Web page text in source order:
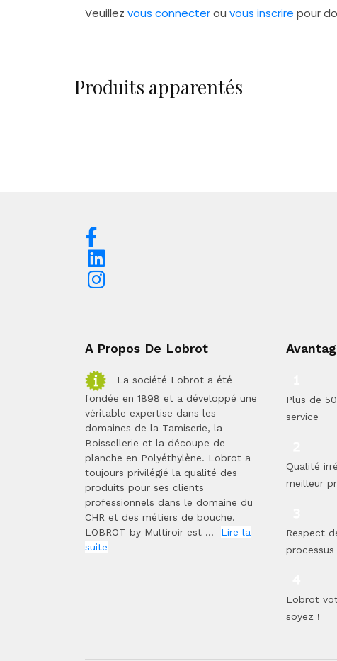
Veuillez vous connecterou vous inscrire pour
Produits apparentés
A Propos De Lobrot
La société Lobrot a été
fondée en 1898 et a développé une
véritable expertise dans les
domaines de la Tamiserie, la
Boissellerie et la découpe de
planche en Polyéthylène. Lobrot a
toujours privilégié la qualité des
produits pour ses clients
professionnels dans le domaine du
CHR et des métiers de bouche.
LOBROT by Multiroir est ... Lire la
suite
Plus de
service
Qualité
meilleur
Respect
Lobrot
soyez !